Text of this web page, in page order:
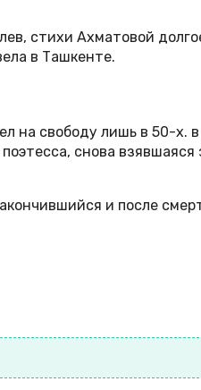
стихи Ахматовой
в Ташкенте.
на свободу лишь в 50-х.
снова взявшаяся
и после